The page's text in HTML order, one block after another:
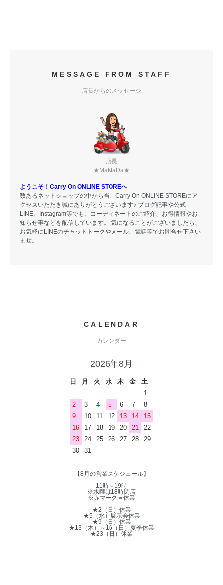
MESSAGE FROM STAFF
店長からのメッセージ
店長
★MaMaDa★
ようこそ！Carry On ONLINE STOREへ
数あるネットショップの中から当、Carry On ONLINE STOREにア
クセスいただき誠にありがとうございます♪ ブログ記事や公式
LINE、Instagram等でも、コーディネートのご紹介、お得情報やお
知らせ事などを配信しています。 気になることがございましたら、
お気軽にLINEのチャットトークやメール、電話等でお問合せ下さい
ませ。
CALENDAR
カレンダー
2026年8月
日 月 火 水 木 金
土
1
2
3 4 5 6 7
8
9
10 11 12 13 14
15
16
17 18 19 20 21
22
23
24 25 26 27 28
29
30
31
【8月の営業スケジュール】
11時～19時
※水曜は18時閉店
※赤マーク＝休業
★2（日）休業
★5（水）展示会休業
★9（日）休業
★13（木）～16（日）夏季休業
★23（日）休業